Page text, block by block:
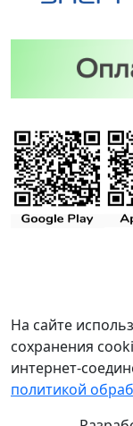
На сайте
сохранения
интернет-
политикой